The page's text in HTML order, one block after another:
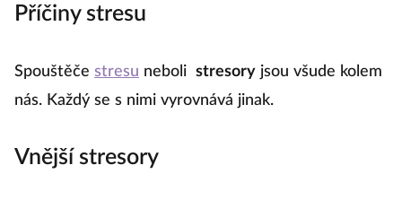
Příčiny stresu
Spouštěče stresu neboli stresoryjsou všude kolem
nás. Každý se s nimi vyrovnává jinak.
Vnější stresory